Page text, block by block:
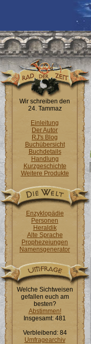
Wir schreiben den
24. Tammaz
Einleitung
Der Autor
RJ's Blog
Buchübersicht
Buchdetails
Handlung
Kurzgeschichte
Weitere Produkte
Enzyklopädie
Personen
Heraldik
Alte Sprache
Prophezeiungen
Namensgenerator
Welche Sichtweisen
gefallen euch am
besten?
Abstimmen!
Insgesamt: 481
Verbleibend: 84
Umfragearchiv